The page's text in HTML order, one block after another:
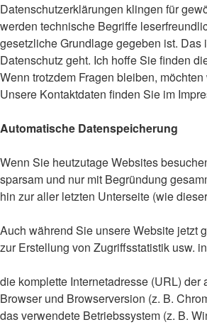
Datenschutzerklärungen klingen für
werden technische Begriffe
gesetzliche Grundlage gegeben ist.
Datenschutz geht. Ich hoffe Sie finden
Wenn trotzdem Fragen bleiben,
Unsere Kontaktdaten finden Sie im
Automatische Datenspeicherung
Wenn Sie heutzutage Websites
sparsam und nur mit Begründung
hin zur aller letzten Unterseite (wie
Auch während Sie unsere Website jetzt
zur Erstellung von Zugriffsstatistik usw.
die komplette Internetadresse (URL) der
Browser und Browserversion (z. B.
das verwendete Betriebssystem (z. B.